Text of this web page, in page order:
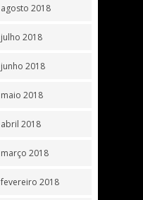
agosto 2018
julho 2018
junho 2018
maio 2018
abril 2018
março 2018
fevereiro 2018